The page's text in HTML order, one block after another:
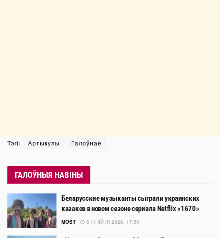
Тэгі: Артыкулы Галоўнае
ГАЛОЎНЫЯ НАВІНЫ
Беларусские музыканты сыграли украинских
казаков в новом сезоне сериала Netflix «1670»
MOST 6 ЖНІЎНЯ 2026, 17:50